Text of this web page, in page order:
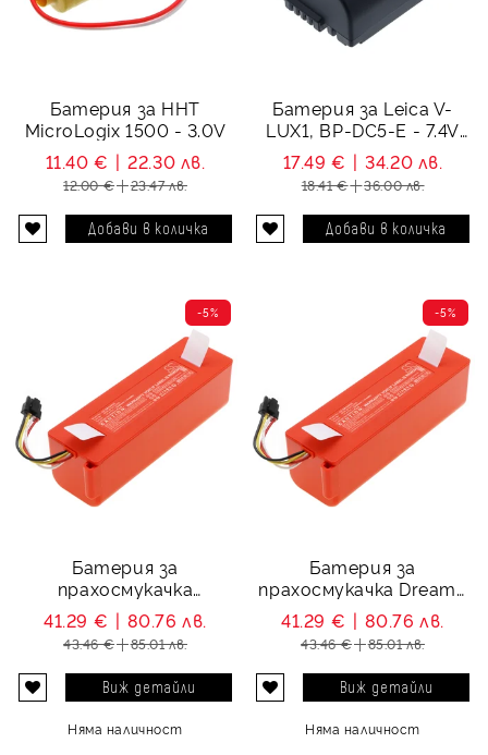
Батерия за HHT
MicroLogix 1500 - 3.0V
11.40 € 22.30 лв.
12.00 € 23.47 лв.
Батерия за Leica V-
LUX1, BP-DC5-E - 7.4V
750 mAh
17.49 € 34.20 лв.
18.41 € 36.00 лв.
Батерия за
прахосмукачка
Roborock Mi First
Generation SDRJQR01RR
- 5200 mAh
-5%
41.29 € 80.76 лв.
43.46 € 85.01 лв.
Виж детайли
Няма наличност
Батерия за
прахосмукачка Dreame
MC1808 - 5200 mAh
-5%
41.29 € 80.76 лв.
43.46 € 85.01 лв.
Виж детайли
Няма наличност